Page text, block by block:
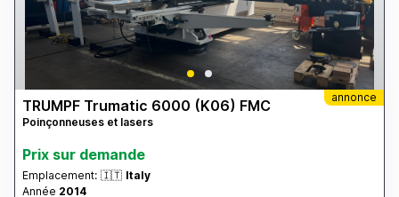
annonce
TRUMPF Trumatic 6000 (K06) FMC
Poinçonneuses et lasers
Prix ​​sur demande
Emplacement: 🇮🇹 Italy
Année 2014